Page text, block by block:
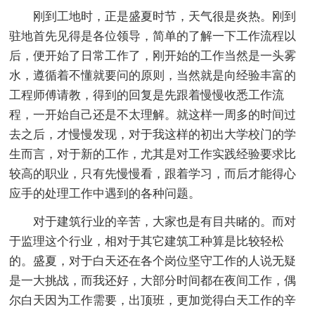
刚到工地时，正是盛夏时节，天气很是炎热。刚到
驻地首先见得是各位领导，简单的了解一下工作流程以
后，便开始了日常工作了，刚开始的工作当然是一头雾
水，遵循着不懂就要问的原则，当然就是向经验丰富的
工程师傅请教，得到的回复是先跟着慢慢收悉工作流
程，一开始自己还是不太理解。就这样一周多的时间过
去之后，才慢慢发现，对于我这样的初出大学校门的学
生而言，对于新的工作，尤其是对工作实践经验要求比
较高的职业，只有先慢慢看，跟着学习，而后才能得心
应手的处理工作中遇到的各种问题。
对于建筑行业的辛苦，大家也是有目共睹的。而对
于监理这个行业，相对于其它建筑工种算是比较轻松
的。盛夏，对于白天还在各个岗位坚守工作的人说无疑
是一大挑战，而我还好，大部分时间都在夜间工作，偶
尔白天因为工作需要，出顶班，更加觉得白天工作的辛